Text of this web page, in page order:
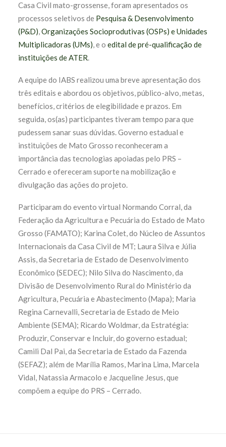
Casa Civil mato-grossense, foram apresentados os
processos seletivos de Pesquisa & Desenvolvimento
(P&D),Organizações Socioprodutivas (OSPs) e Unidades
Multiplicadoras (UMs), e o edital de pré-qualificação de
instituições de ATER.
A equipe do IABS realizou uma breve apresentação dos
três editais e abordou os objetivos, público-alvo, metas,
benefícios, critérios de elegibilidade e prazos. Em
seguida, os(as) participantes tiveram tempo para que
pudessem sanar suas dúvidas. Governo estadual e
instituições de Mato Grosso reconheceram a
importância das tecnologias apoiadas pelo PRS –
Cerrado e ofereceram suporte na mobilização e
divulgação das ações do projeto.
Participaram do evento virtual Normando Corral, da
Federação da Agricultura e Pecuária do Estado de Mato
Grosso (FAMATO); Karina Colet, do Núcleo de Assuntos
Internacionais da Casa Civil de MT; Laura Silva e Júlia
Assis, da Secretaria de Estado de Desenvolvimento
Econômico (SEDEC); Nilo Silva do Nascimento, da
Divisão de Desenvolvimento Rural do Ministério da
Agricultura, Pecuária e Abastecimento (Mapa); Maria
Regina Carnevalli, Secretaria de Estado de Meio
Ambiente (SEMA); Ricardo Woldmar, da Estratégia:
Produzir, Conservar e Incluir, do governo estadual;
Camili Dal Pai, da Secretaria de Estado da Fazenda
(SEFAZ); além de Marília Ramos, Marina Lima, Marcela
Vidal, Natassia Armacolo e Jacqueline Jesus, que
compõem a equipe do PRS – Cerrado.